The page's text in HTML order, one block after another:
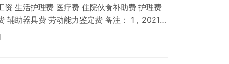
资 生活护理费 医疗费 住院伙食补助费 护理费
辅助器具费 劳动能力鉴定费 备注： 1，2021年
工资为136757元，月平均工资为11396元，比